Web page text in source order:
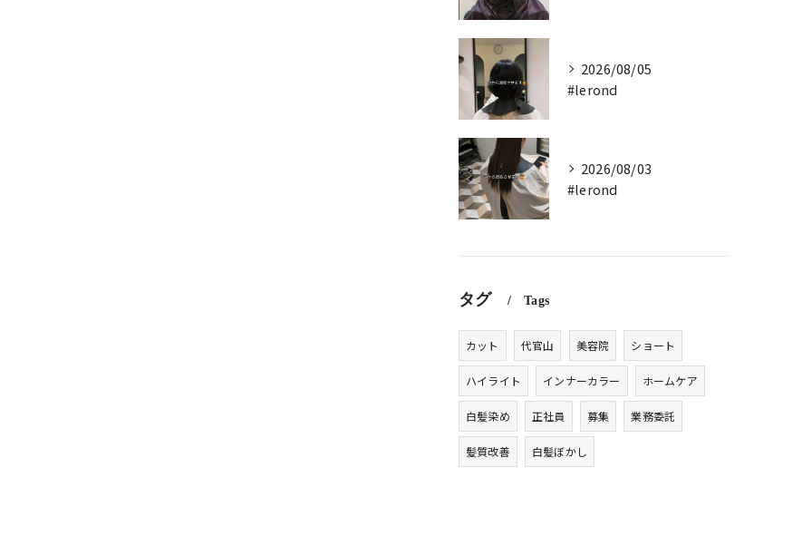
2026/08/05
#lerond
2026/08/03
#lerond
タグ Tags
カット 代官山 美容院 ショート
ハイライト インナーカラー ホームケア
白髪染め 正社員 募集 業務委託
髪質改善 白髪ぼかし